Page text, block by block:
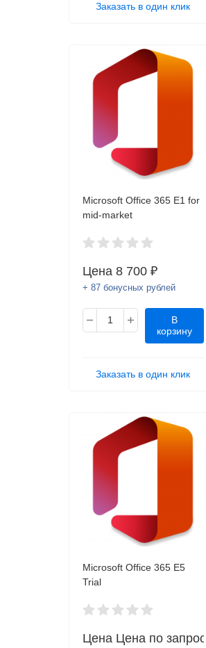
Заказать в один клик
Microsoft Office 365 E1 for
mid-market
Цена 8 700 ₽
+ 87 бонусных рублей
В
корзину
Заказать в один клик
Microsoft Office 365 E5
Trial
Цена Цена по запросу